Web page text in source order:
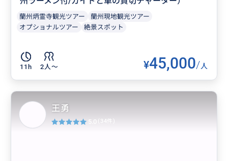
蘭州炳霊寺観光ツアー
蘭州現地観光ツアー
オプショナルツアー
絶景スポット
11h 2人〜 ¥45,000/人
王勇
5.0 (34件)